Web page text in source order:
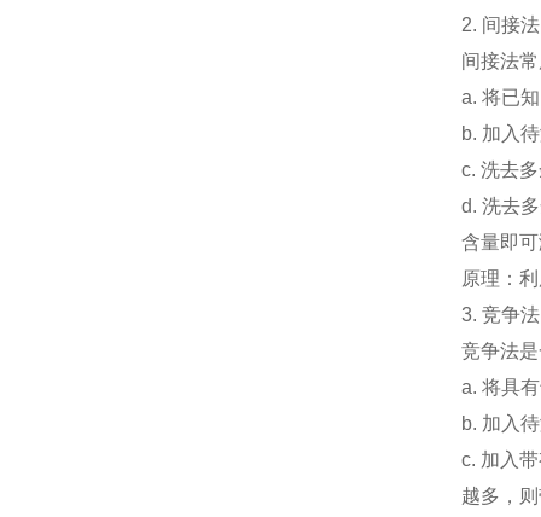
2. 间接法
间接法
a. 将已
b. 加入
c. 洗去
d. 洗去
含量即
原理：
3. 竞争法
竞争法
a. 将具
b. 加入
c. 加入
越多，